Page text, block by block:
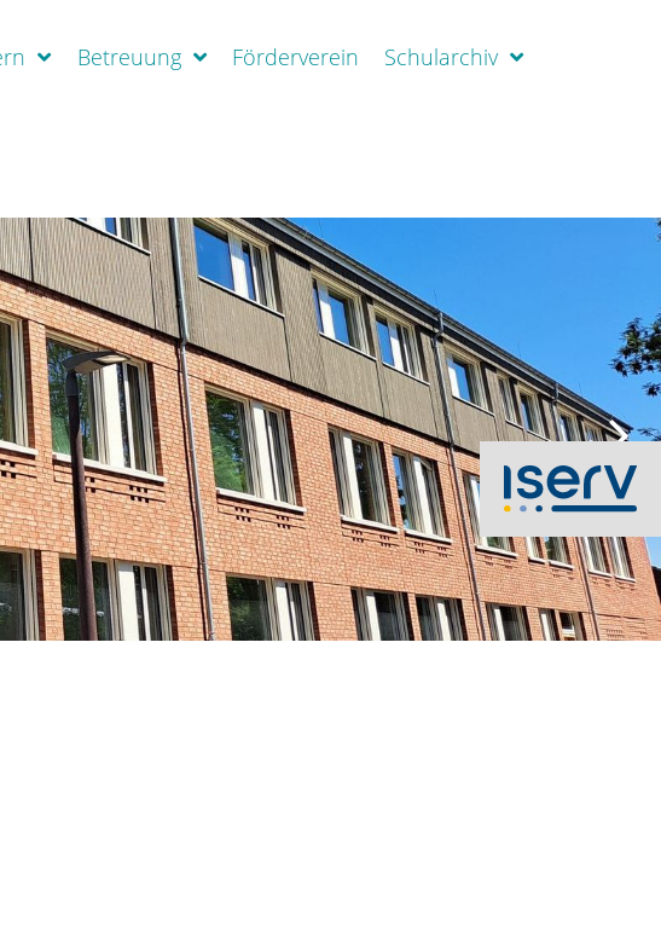
Betreuung Förderverein Schularchiv